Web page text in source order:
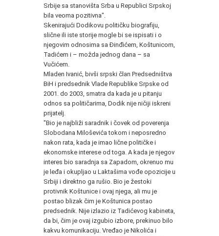
Srbije sa stanovišta Srba u Republici Srpskoj
bila veoma pozitivna".
Skenirajući Dodikovu političku biografiju,
slične ili iste storije mogle bi se ispisati i o
njegovim odnosima sa Đinđićem, Koštunicom,
Tadićem i – možda jednog dana – sa
Vučićem.
Mladen Ivanić, bivši srpski član Predsedništva
BiH i predsednik Vlade Republike Srpske od
2001. do 2003, smatra da kada je u pitanju
odnos sa političarima, Dodik nije ničiji iskreni
prijatelj.
"Bio je najbliži saradnik i čovek od poverenja
Slobodana Miloševića tokom i neposredno
nakon rata, kada je imao lične političke i
ekonomske interese od toga. A kada je njegov
interes bio saradnja sa Zapadom, okrenuo mu
je leđa i okupljao u Laktašima vođe opozicije u
Srbiji i direktno ga rušio. Bio je žestoki
protivnik Koštunice i ovaj njega, ali mu je
postao blizak čim je Koštunica postao
predsednik. Nije izlazio iz Tadićevog kabineta,
da bi, čim je ovaj izgubio izbore, prekinuo bilo
kakvu komunikaciju. Vređao je Nikolića i